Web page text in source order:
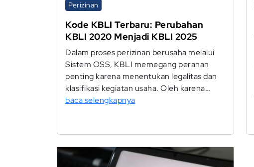
Perizinan
Kode KBLI Terbaru: Perubahan
KBLI 2020 Menjadi KBLI 2025
Dalam proses perizinan berusaha melalui
Sistem OSS, KBLI memegang peranan
penting karena menentukan legalitas dan
klasifikasi kegiatan usaha. Oleh karena…
baca selengkapnya